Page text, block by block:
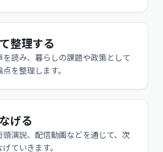
整理する
を読み、暮らしの課題や政策として
を整理します。
げる
演説、配信動画などを通じて、次
ていきます。